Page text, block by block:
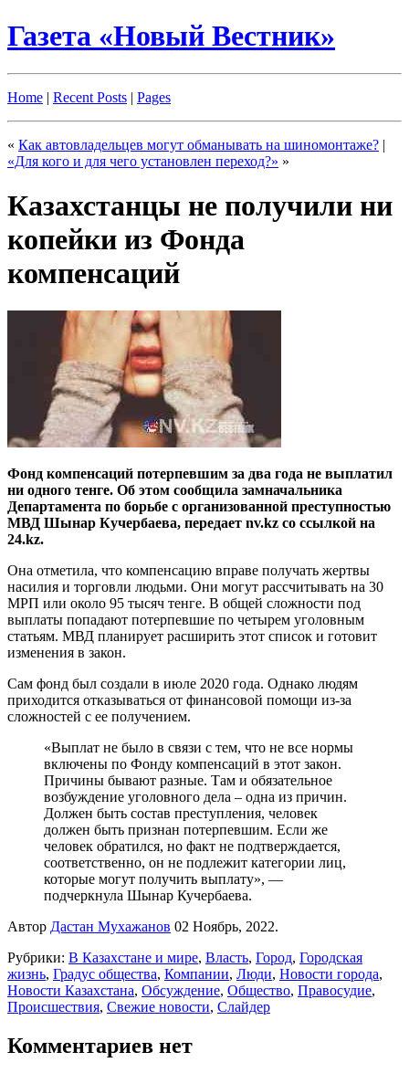
Газета «Новый Вестник»
Home | Recent Posts | Pages
« Как автовладельцев могут обманывать на шиномонтаже? |
«Для кого и для чего установлен переход?» »
Казахстанцы не получили ни
копейки из Фонда
компенсаций
Фонд компенсаций потерпевшим за два года не выплатил
ни одного тенге. Об этом сообщила замначальника
Департамента по борьбе с организованной преступностью
МВД Шынар Кучербаева, передает nv.kz со ссылкой на
24.kz.
Она отметила, что компенсацию вправе получать жертвы
насилия и торговли людьми. Они могут рассчитывать на 30
МРП или около 95 тысяч тенге. В общей сложности под
выплаты попадают потерпевшие по четырем уголовным
статьям. МВД планирует расширить этот список и готовит
изменения в закон.
Сам фонд был создали в июле 2020 года. Однако людям
приходится отказываться от финансовой помощи из-за
сложностей с ее получением.
«Выплат не было в связи с тем, что не все нормы
включены по Фонду компенсаций в этот закон.
Причины бывают разные. Там и обязательное
возбуждение уголовного дела – одна из причин.
Должен быть состав преступления, человек
должен быть признан потерпевшим. Если же
человек обратился, но факт не подтверждается,
соответственно, он не подлежит категории лиц,
которые могут получить выплату», —
подчеркнула Шынар Кучербаева.
Автор Дастан Мухажанов 02 Ноябрь, 2022.
Рубрики: В Казахстане и мире, Власть, Город, Городская
жизнь, Градус общества, Компании, Люди, Новости города,
Новости Казахстана, Обсуждение, Общество, Правосудие,
Происшествия, Свежие новости, Слайдер
Комментариев нет